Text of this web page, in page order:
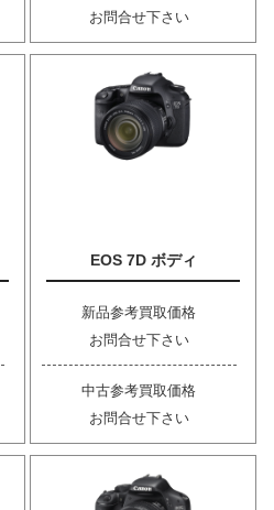
お問合せ下さい
EOS 7D ボディ
新品参考買取価格
お問合せ下さい
中古参考買取価格
お問合せ下さい